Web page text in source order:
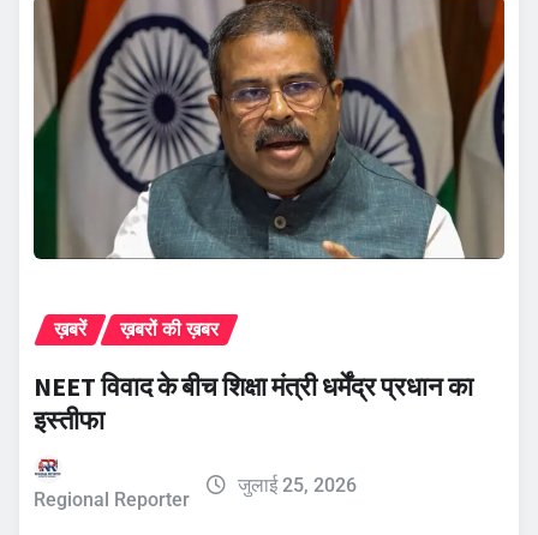
ख़बरें ख़बरों की ख़बर
NEET विवाद के बीच शिक्षा मंत्री धर्मेंद्र प्रधान का
इस्तीफा
Regional Reporter
जुलाई 25, 2026